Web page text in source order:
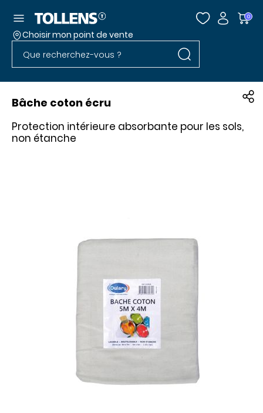
0
Passer la liste des magasins et aller au pied
Choisir mon point de vente
Rechercher dans le site Rechercher
Accéder au menu
Bâche coton écru
Protection intérieure absorbante pour les sols,
non étanche